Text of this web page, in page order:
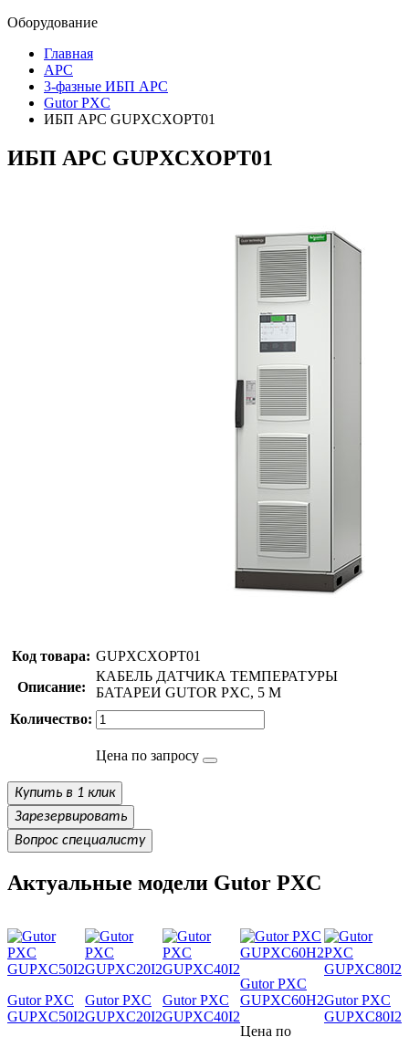
Оборудование
Главная
APC
3-фазные ИБП APC
Gutor PXC
ИБП APC GUPXCXOPT01
ИБП APC GUPXCXOPT01
Код товара: GUPXCXOPT01
Описание:
КАБЕЛЬ ДАТЧИКА ТЕМПЕРАТУРЫ
БАТАРЕИ GUTOR PXC, 5 М
Количество:
Цена по запросу
Купить в 1 клик
Зарезервировать
Вопрос специалисту
Актуальные модели Gutor PXC
Gutor PXC
GUPXC50I2
Gutor PXC
GUPXC20I2
Gutor PXC
GUPXC40I2
Gutor PXC
GUPXC60H2
Цена по
Gutor PXC
GUPXC80I2